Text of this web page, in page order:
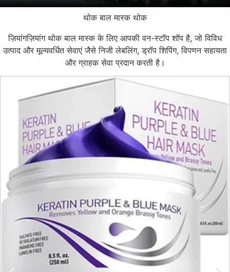
थोक बाल मास्क थोक
ज़ियांगज़ियांग थोक बाल मास्क के लिए आपकी वन-स्टॉप शॉप है, जो विविध
उत्पाद और मूल्यवर्धित सेवाएं जैसे निजी लेबलिंग, ड्रॉप शिपिंग, विपणन सहायता
और ग्राहक सेवा प्रदान करती है।